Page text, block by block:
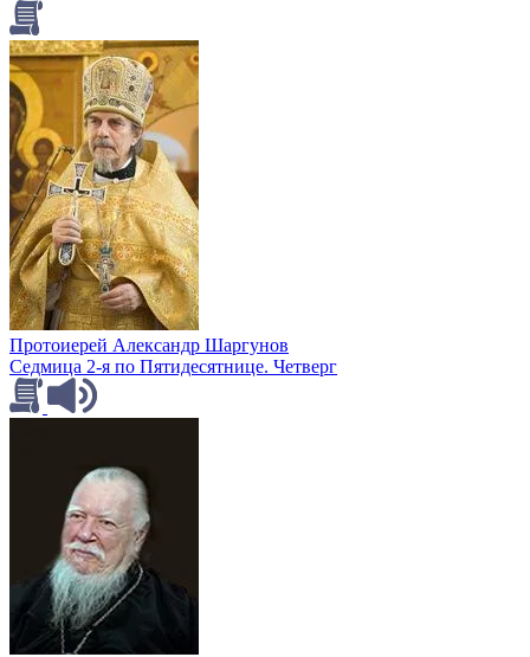
Протоиерей Александр Шаргунов
Седмица 2-я по Пятидесятнице. Четверг